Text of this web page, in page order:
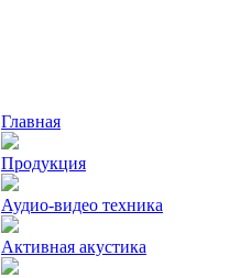
Главная
Продукция
Аудио-видео техника
Активная акустика